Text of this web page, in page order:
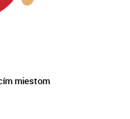
miestom